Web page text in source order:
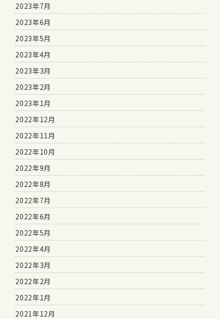
2023年7月
2023年6月
2023年5月
2023年4月
2023年3月
2023年2月
2023年1月
2022年12月
2022年11月
2022年10月
2022年9月
2022年8月
2022年7月
2022年6月
2022年5月
2022年4月
2022年3月
2022年2月
2022年1月
2021年12月